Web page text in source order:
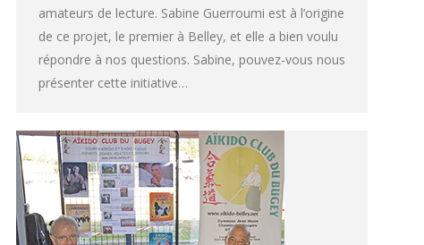
amateurs de lecture. Sabine Guerroumi est à l’origine
de ce projet, le premier à Belley, et elle a bien voulu
répondre à nos questions. Sabine, pouvez-vous nous
présenter cette initiative…